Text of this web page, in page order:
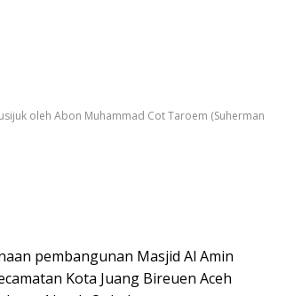
oleh Abon Muhammad Cot Taroem (Suherman
pembangunan Masjid Al Amin
Kota Juang Bireuen Aceh